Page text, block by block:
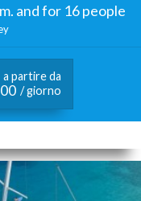
and for 16 people
a partire da
/ giorno